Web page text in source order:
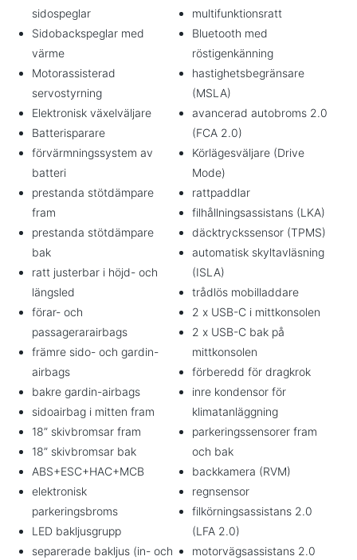
sidospeglar
Sidobackspeglar med
värme
Motorassisterad
servostyrning
Elektronisk växelväljare
Batterisparare
förvärmningssystem av
batteri
prestanda stötdämpare
fram
prestanda stötdämpare
bak
ratt justerbar i höjd- och
längsled
förar- och
passagerarairbags
främre sido- och gardin-
airbags
bakre gardin-airbags
sidoairbag i mitten fram
18” skivbromsar fram
18” skivbromsar bak
ABS+ESC+HAC+MCB
elektronisk
parkeringsbroms
LED bakljusgrupp
separerade bakljus (in- och
multifunktionsratt
Bluetooth med
röstigenkänning
hastighetsbegränsare
(MSLA)
avancerad autobroms 2.0
(FCA 2.0)
Körlägesväljare (Drive
Mode)
rattpaddlar
filhållningsassistans (LKA)
däcktryckssensor (TPMS)
automatisk skyltavläsning
(ISLA)
trådlös mobilladdare
2 x USB-C i mittkonsolen
2 x USB-C bak på
mittkonsolen
förberedd för dragkrok
inre kondensor för
klimatanläggning
parkeringssensorer fram
och bak
backkamera (RVM)
regnsensor
filkörningsassistans 2.0
(LFA 2.0)
motorvägsassistans 2.0